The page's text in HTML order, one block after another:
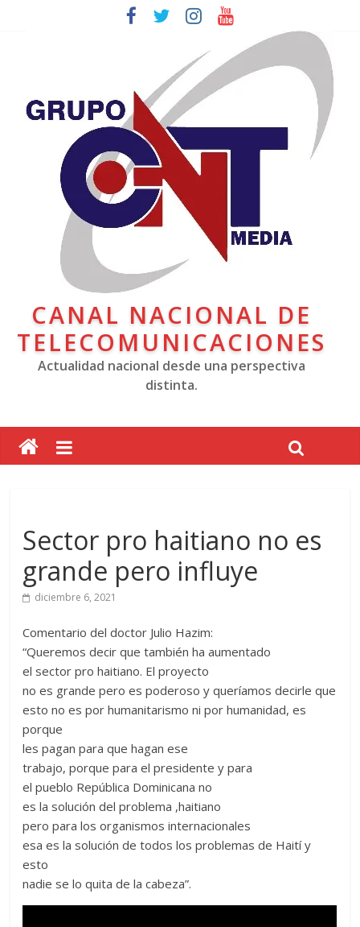
CANAL NACIONAL DE
TELECOMUNICACIONES
Actualidad nacional desde una perspectiva
distinta.
Sector pro haitiano no es
grande pero influye
diciembre 6, 2021
Comentario del doctor Julio Hazim:
“Queremos decir que también ha aumentado
el sector pro haitiano. El proyecto
no es grande pero es poderoso y queríamos decirle que
esto no es por humanitarismo ni por humanidad, es
porque
les pagan para que hagan ese
trabajo, porque para el presidente y para
el pueblo República Dominicana no
es la solución del problema ,haitiano
pero para los organismos internacionales
esa es la solución de todos los problemas de Haití y
esto
nadie se lo quita de la cabeza”.